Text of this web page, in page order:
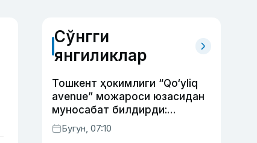
Сўнгги
янгиликлар
Тошкент ҳокимлиги “Qo‘yliq
avenue” можароси юзасидан
муносабат билдирди:
қурилиш ишларининг 53
фоизи якунланган
Бугун, 07:10